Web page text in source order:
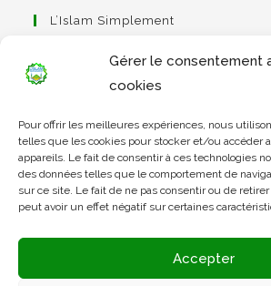
Gérer le consentement
cookies
Pour offrir les meilleures expériences, nous
telles que les cookies pour stocker et/ou accéder
appareils. Le fait de consentir à ces technologies
des données telles que le comportement de
sur ce site. Le fait de ne pas consentir ou de
peut avoir un effet négatif sur certaines
Accepter
L’Islam Simplement
dans
un
nouvel
onglet
Apprendre Le Coran Simplement